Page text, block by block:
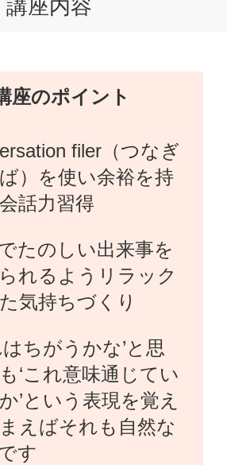
講座内容
座のポイント
filer（つなぎ
）を使い余裕を持
話力習得
たのしい出来事を
れるようリラック
気持ちづくり
はちがうかな’と思
‘これ意味通じてい
’という表現を覚え
えばそれも自然な
す